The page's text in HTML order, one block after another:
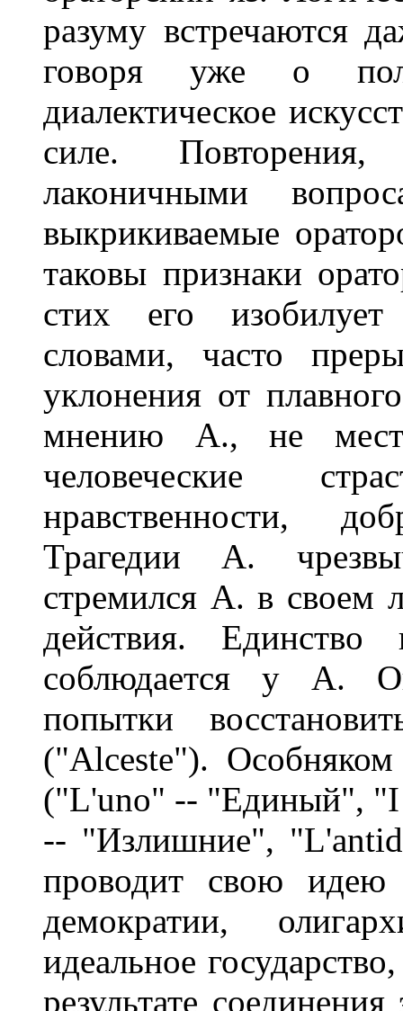
разуму встречаются
говоря уже о
диалектическое
силе. Повторения,
лаконичными
выкрикиваемые
таковы признаки
стих его
словами, часто
уклонения от
мнению А., не
человеческие
нравственности,
Трагедии А.
стремился А. в своем
действия.
соблюдается у А.
попытки
("Alceste").
("L'uno" -- "Единый",
-- "Излишние",
проводит свою идею
демократии,
идеальное
результате